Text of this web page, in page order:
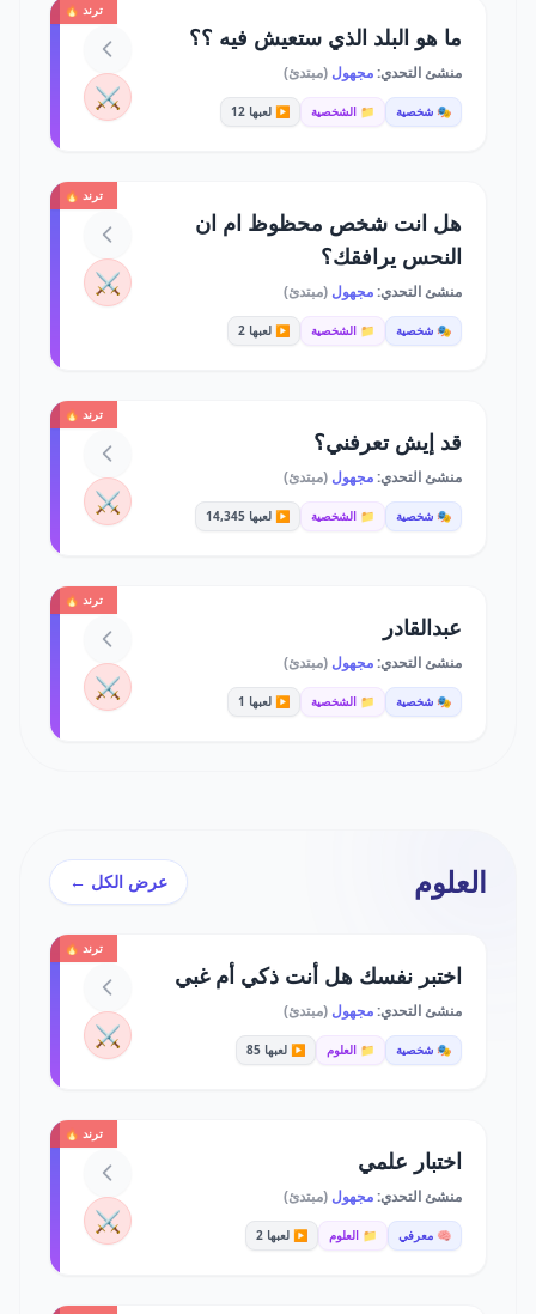
ترند 🔥
ما هو البلد الذي ستعيش فيه ؟؟
منشئ التحدي:مجهول (مبتدئ)
🎭 شخصية 📁 الشخصية ▶️ لعبها 12 ⚔️
ترند 🔥
هل انت شخص محظوظ ام ان
النحس يرافقك؟
منشئ التحدي:مجهول (مبتدئ)
🎭 شخصية 📁 الشخصية ▶️ لعبها 2
⚔️
ترند 🔥
قد إيش تعرفني؟
منشئ التحدي:مجهول (مبتدئ)
🎭 شخصية 📁 الشخصية ▶️ لعبها 14,345 ⚔️
ترند 🔥
عبدالقادر
منشئ التحدي:مجهول (مبتدئ)
🎭 شخصية 📁 الشخصية ▶️ لعبها 1 ⚔️
العلوم عرض الكل ←
ترند 🔥
اختبر نفسك هل أنت ذكي أم غبي
منشئ التحدي:مجهول (مبتدئ)
🎭 شخصية 📁 العلوم ▶️ لعبها 85 ⚔️
ترند 🔥
اختبار علمي
منشئ التحدي:مجهول (مبتدئ)
🧠 معرفي 📁 العلوم ▶️ لعبها 2 ⚔️